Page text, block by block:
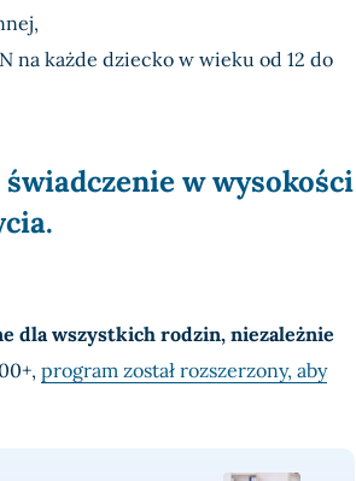
na każde dziecko w wieku od 12 do
w wysokości
dla wszystkich rodzin, niezależnie
program został rozszerzony, aby